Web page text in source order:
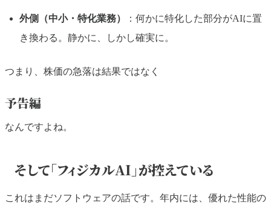
外側（中小・特化業務）
：何かに特化した部分がAIに置
き換わる。静かに、しかし確実に。
つまり、株価の急落は結果ではなく
予告編
なんですよね。
そして「フィジカルAI」が控えている
これはまだソフトウェアの話です。年内には、優れた性能の